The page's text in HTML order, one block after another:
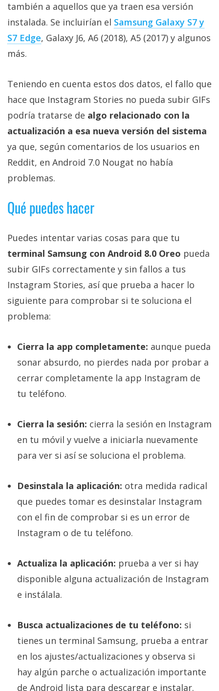
también a aquellos que ya traen esa versión
instalada. Se incluirían el Samsung Galaxy S7 y
S7 Edge, Galaxy J6, A6 (2018), A5 (2017) y algunos
más.
Teniendo en cuenta estos dos datos, el fallo que
hace que Instagram Stories no pueda subir GIFs
podría tratarse de algo relacionado con la
actualización a esa nueva versión del sistema
ya que, según comentarios de los usuarios en
Reddit, en Android 7.0 Nougat no había
problemas.
Qué puedes hacer
Puedes intentar varias cosas para que tu
terminal Samsung con Android 8.0 Oreo pueda
subir GIFs correctamente y sin fallos a tus
Instagram Stories, así que prueba a hacer lo
siguiente para comprobar si te soluciona el
problema:
Cierra la app completamente: aunque pueda
sonar absurdo, no pierdes nada por probar a
cerrar completamente la app Instagram de
tu teléfono.
Cierra la sesión: cierra la sesión en Instagram
en tu móvil y vuelve a iniciarla nuevamente
para ver si así se soluciona el problema.
Desinstala la aplicación: otra medida radical
que puedes tomar es desinstalar Instagram
con el fin de comprobar si es un error de
Instagram o de tu teléfono.
Actualiza la aplicación: prueba a ver si hay
disponible alguna actualización de Instagram
e instálala.
Busca actualizaciones de tu teléfono: si
tienes un terminal Samsung, prueba a entrar
en los ajustes/actualizaciones y observa si
hay algún parche o actualización importante
de Android lista para descargar e instalar.